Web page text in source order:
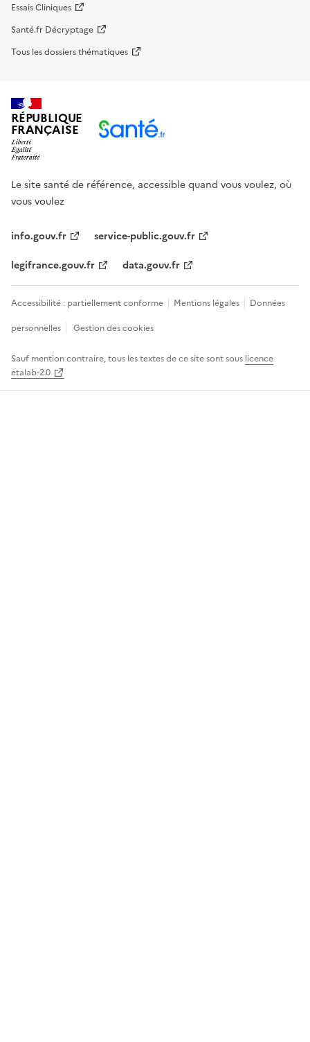
Essais Cliniques
Santé.fr Décryptage
Tous les dossiers thématiques
RÉPUBLIQUE
FRANÇAISE
Le site santé de référence, accessible quand vous voulez, où
vous voulez
info.gouv.fr
service-public.gouv.fr
legifrance.gouv.fr
data.gouv.fr
Accessibilité : partiellement conforme Mentions légales
Données
personnelles
Gestion des cookies
Sauf mention contraire, tous les textes de ce site sont sous licence
etalab-2.0